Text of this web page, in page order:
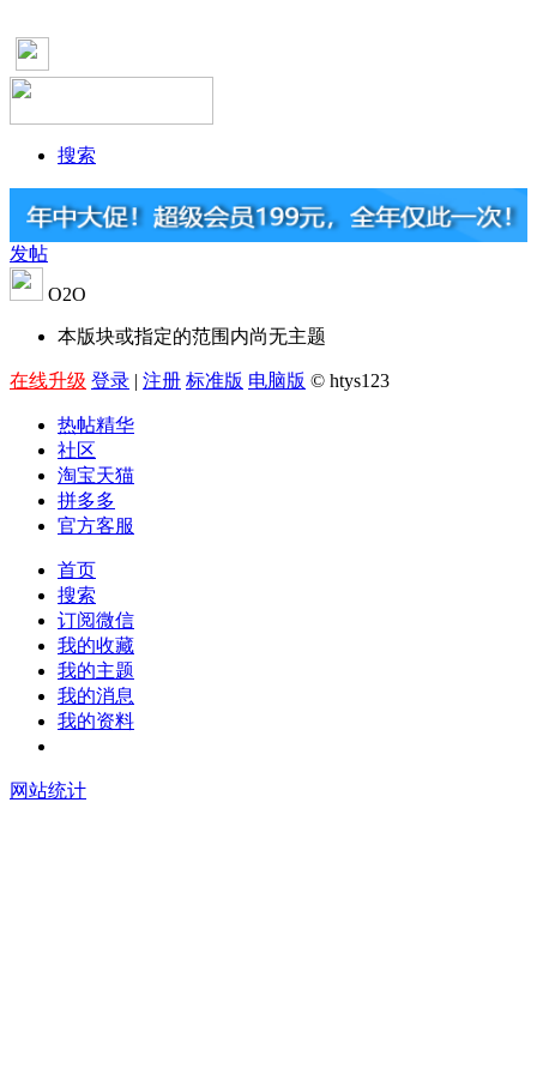
搜索
发帖
O2O
本版块或指定的范围内尚无主题
在线升级 登录 | 注册 标准版 电脑版 © htys123
热帖精华
社区
淘宝天猫
拼多多
官方客服
首页
搜索
订阅微信
我的收藏
我的主题
我的消息
我的资料
网站统计